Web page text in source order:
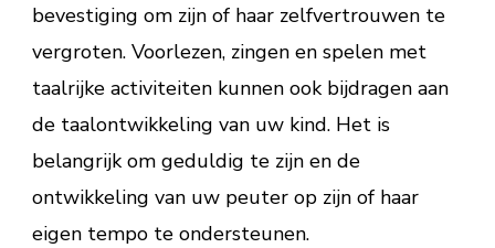
bevestiging om zijn of haar zelfvertrouwen te
vergroten. Voorlezen, zingen en spelen met
taalrijke activiteiten kunnen ook bijdragen aan
de taalontwikkeling van uw kind. Het is
belangrijk om geduldig te zijn en de
ontwikkeling van uw peuter op zijn of haar
eigen tempo te ondersteunen.